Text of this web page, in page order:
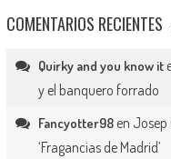
COMENTARIOS RECIENTES
Quirky and you know it
y el banquero forrado
Fancyotter98en Josep
‘Fragancias de Madrid’